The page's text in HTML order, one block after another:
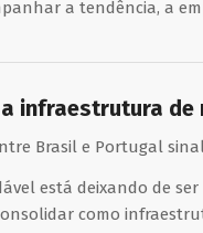
a tendência, a
infraestrutura de
Brasil e Portugal
está deixando de
como